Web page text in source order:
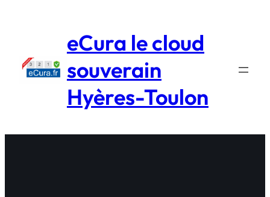
eCura le cloud
souverain
Hyères-Toulon